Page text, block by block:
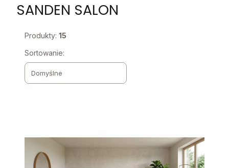
Koniec filtrów
SANDEN SALON
Produkty: 15
Lista produktów
Sortowanie:
Domyślne